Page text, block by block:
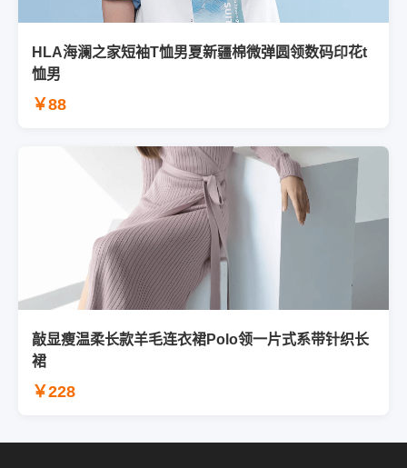
HLA海澜之家短袖T恤男夏新疆棉微弹圆领数码印花t
恤男
￥88
敲显瘦温柔长款羊毛连衣裙Polo领一片式系带针织长
裙
￥228